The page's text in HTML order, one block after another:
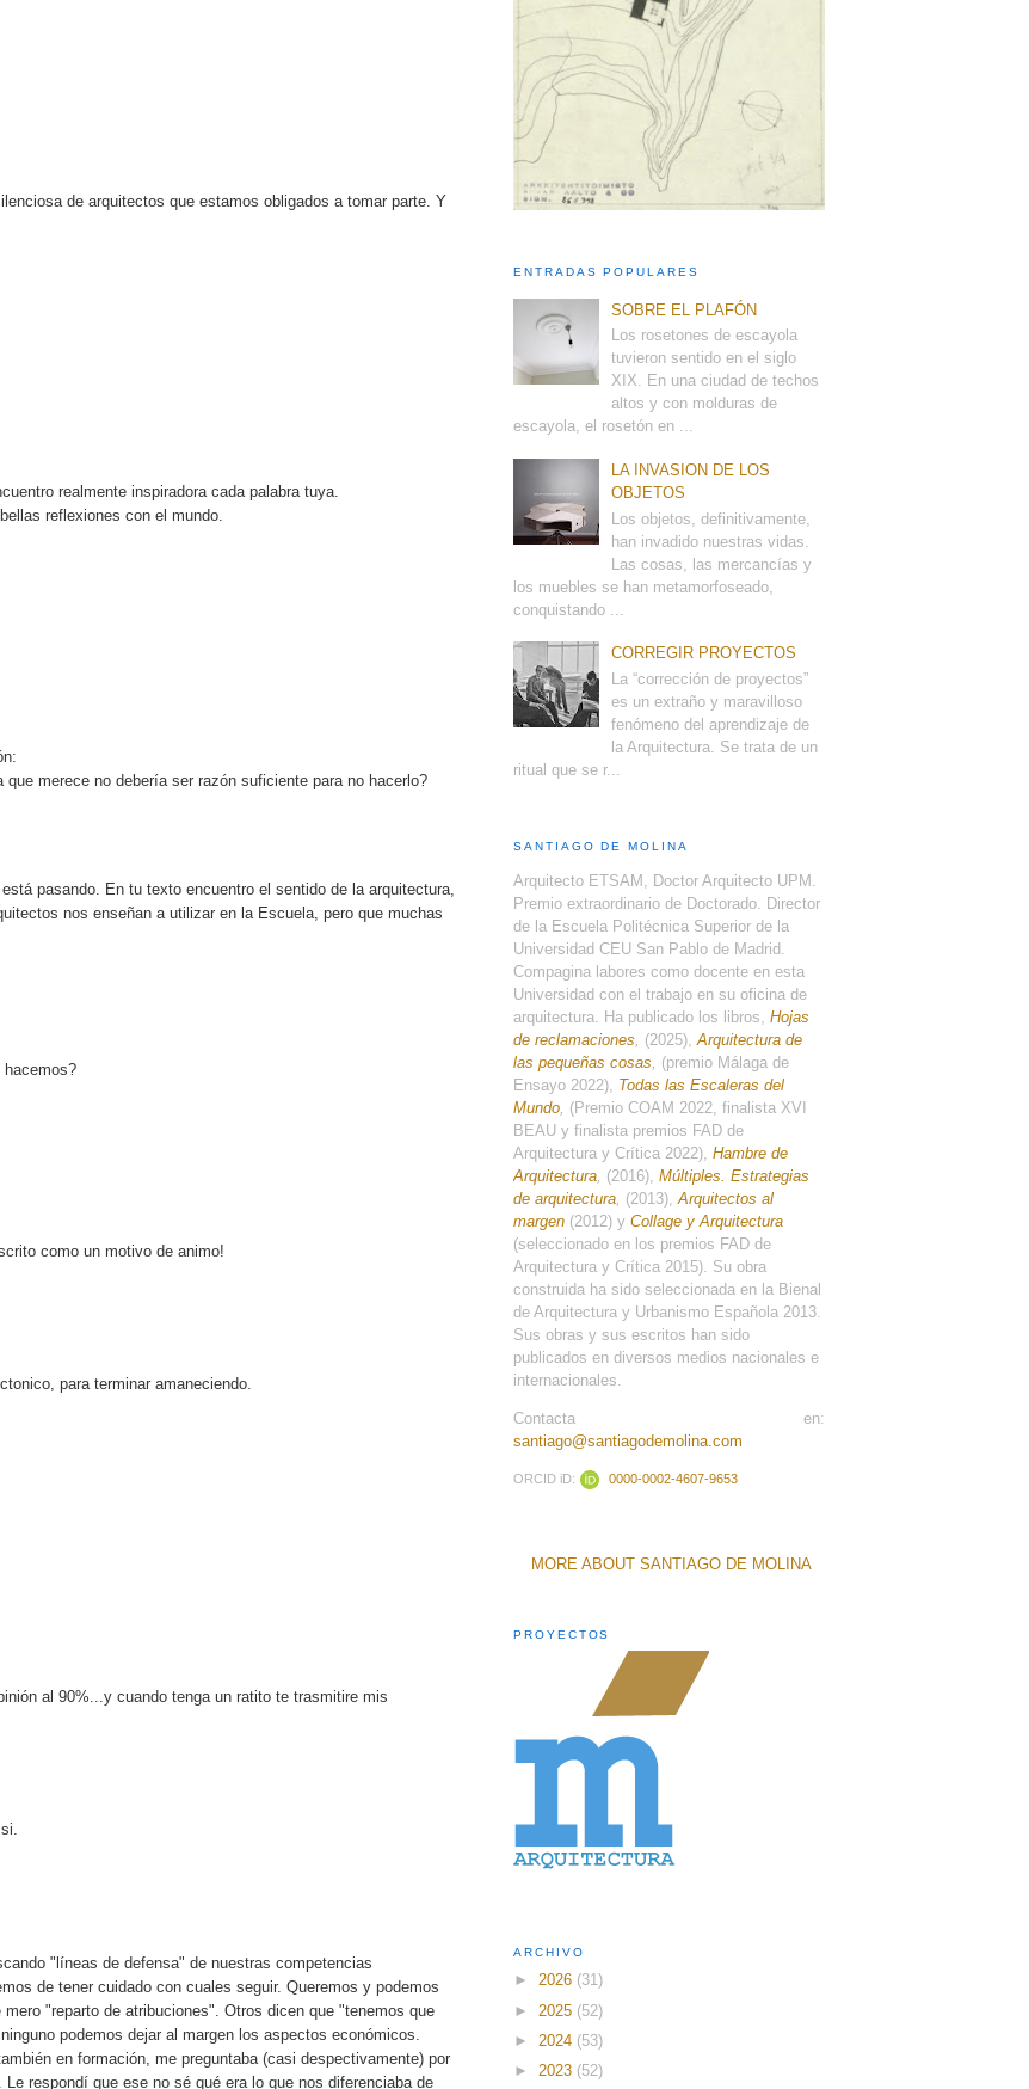
de arquitectos que estamos obligados a tomar parte. Y
realmente inspiradora cada palabra tuya.
reflexiones con el mundo.
merece no debería ser razón suficiente para no hacerlo?
pasando. En tu texto encuentro el sentido de la arquitectura,
nos enseñan a utilizar en la Escuela, pero que muchas
hacemos?
como un motivo de animo!
para terminar amaneciendo.
al 90%...y cuando tenga un ratito te trasmitire mis
"líneas de defensa" de nuestras competencias
de tener cuidado con cuales seguir. Queremos y podemos
"reparto de atribuciones". Otros dicen que "tenemos que
podemos dejar al margen los aspectos económicos.
en formación, me preguntaba (casi despectivamente) por
respondí que ese no sé qué era lo que nos diferenciaba de
ENTRADAS POPULARES
SOBRE EL PLAFÓN
Los rosetones de escayola
tuvieron sentido en el siglo
XIX. En una ciudad de techos
altos y con molduras de
escayola, el rosetón en ...
LA INVASION DE LOS
OBJETOS
Los objetos, definitivamente,
han invadido nuestras vidas.
Las cosas, las mercancías y
los muebles se han metamorfoseado,
conquistando ...
CORREGIR PROYECTOS
La “corrección de proyectos”
es un extraño y maravilloso
fenómeno del aprendizaje de
la Arquitectura. Se trata de un
ritual que se r...
SANTIAGO DE MOLINA
Arquitecto ETSAM, Doctor Arquitecto UPM.
Premio extraordinario de Doctorado. Director
de la Escuela Politécnica Superior de la
Universidad CEU San Pablo de Madrid.
Compagina labores como docente en esta
Universidad con el trabajo en su oficina de
arquitectura. Ha publicado los libros,Hojas
de reclamaciones
(2025),Arquitectura de
las pequeñas cosas
(premio Málaga de
Ensayo 2022), Todas las Escaleras del
Mundo (Premio COAM 2022, finalista XVI
BEAU y finalista premios FAD de
Arquitectura y Crítica 2022),Hambre de
Arquitectura (2016),Múltiples. Estrategias
de arquitectura (2013),Arquitectos al
margen (2012) yCollage y Arquitectura
(seleccionado en los premios FAD de
Arquitectura y Crítica 2015). Su obra
construida ha sido seleccionada en la Bienal
de Arquitectura y Urbanismo Española 2013.
Sus obras y sus escritos han sido
publicados en diversos medios nacionales e
internacionales.
Contacta en:
santiago@santiagodemolina.com
ORCID iD: 0000-0002-4607-9653
MORE ABOUT SANTIAGO DE MOLINA
PROYECTOS
ARCHIVO
►2026 (31)
► 2025 (52)
► 2024 (53)
►2023 (52)